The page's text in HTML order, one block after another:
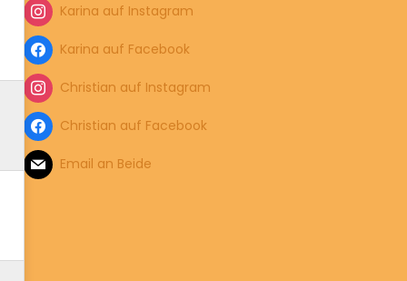
Karina auf Instagram
Karina auf Facebook
Christian auf Instagram
Christian auf Facebook
Email an Beide